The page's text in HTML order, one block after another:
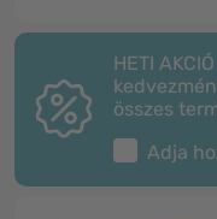
HETI
összes
Adja